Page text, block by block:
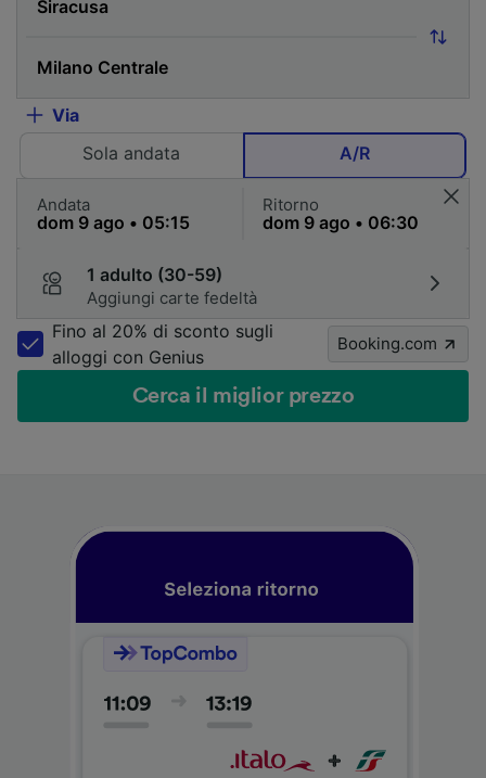
Via
Sola andata
A/R
Andata Ritorno
1 adulto (30-59)
Aggiungi carte fedeltà
Fino al 20% di sconto sugli
alloggi con Genius
Booking.com
Cerca il miglior prezzo